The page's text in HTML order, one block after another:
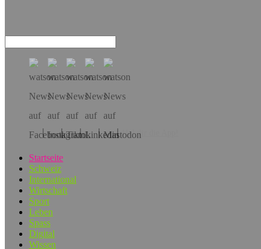
Hol dir die App!
Startseite
Schweiz
International
Wirtschaft
Sport
Leben
Spass
Digital
Wissen